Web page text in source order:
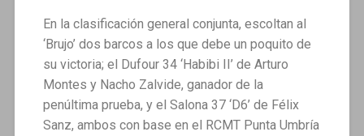
En la clasificación general conjunta, escoltan al
‘Brujo’ dos barcos a los que debe un poquito de
su victoria; el Dufour 34 ‘Habibi II’ de Arturo
Montes y Nacho Zalvide, ganador de la
penúltima prueba, y el Salona 37 ‘D6’ de Félix
Sanz, ambos con base en el RCMT Punta Umbría